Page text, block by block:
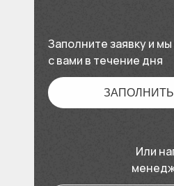
Или
Заполните заявку и
с вами в течение дня